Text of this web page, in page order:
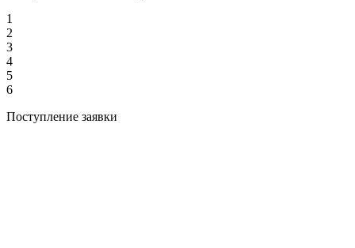
1
2
3
4
5
6
Поступление заявки